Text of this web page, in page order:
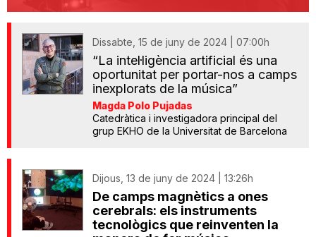
Dissabte, 15 de juny de 2024 | 07:00h
“La intel·ligència artificial és una
oportunitat per portar-nos a camps
inexplorats de la música”
Magda Polo Pujadas
Catedràtica i investigadora principal del
grup EKHO de la Universitat de Barcelona
Dijous, 13 de juny de 2024 | 13:26h
De camps magnètics a ones
cerebrals: els instruments
tecnològics que reinventen la